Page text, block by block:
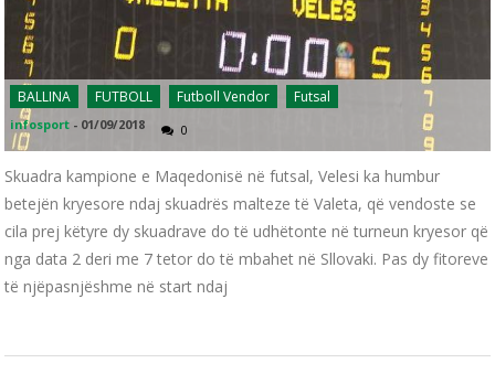
BALLINA FUTBOLL Futboll Vendor Futsal
infosport - 01/09/2018 0
Skuadra kampione e Maqedonisë në futsal, Velesi ka humbur
betejën kryesore ndaj skuadrës malteze të Valeta, që vendoste se
cila prej këtyre dy skuadrave do të udhëtonte në turneun kryesor që
nga data 2 deri me 7 tetor do të mbahet në Sllovaki. Pas dy fitoreve
të njëpasnjëshme në start ndaj